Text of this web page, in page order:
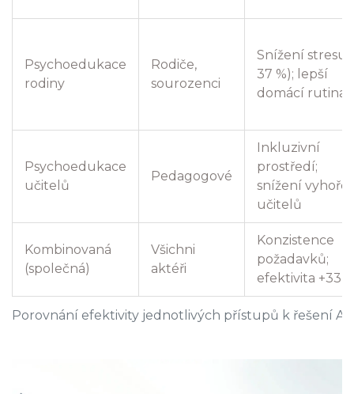
Porovnání efektivity jednotlivých přístupů k řešení
Psychoedukace
rodiny
Rodiče,
sourozenci
Snížení stresu
37 %); lepší
domácí rutina
Psychoedukace
učitelů
Pedagogové
Inkluzivní
prostředí;
snížení
učitelů
Kombinovaná
(společná)
Všichni
aktéři
Konzistence
požadavků;
efektivita +33